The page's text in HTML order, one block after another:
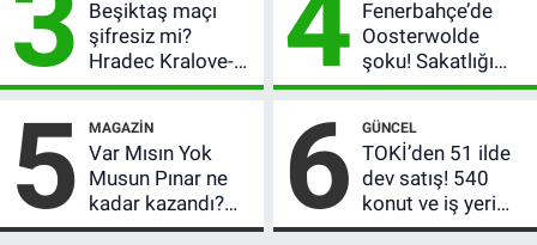
Beşiktaş maçı
şifresiz mi?
Hradec Kralove-
Beşiktaş hangi
kaçta?
Fenerbahçe’de
Oosterwolde
şoku! Sakatlığı
ciddi mi, kaç hafta
5 MAGAZIN
Var Mısın Yok
Musun Pınar ne
kadar kazandı?
Son teklifi
6 GÜNCEL
TOKİ’den 51 ilde
dev satış! 540
konut ve iş yeri
için 10 yıl vade